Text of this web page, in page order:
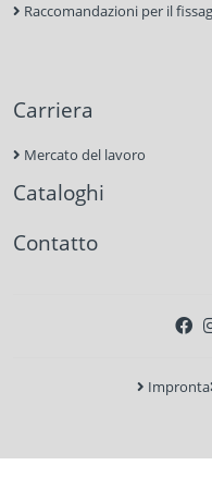
Raccomandazioni per il
Carriera
Mercato del lavoro
Cataloghi
Contatto
Impronta